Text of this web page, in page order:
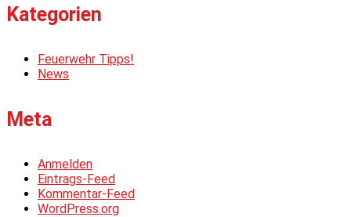
Kategorien
Feuerwehr Tipps!
News
Meta
Anmelden
Eintrags-Feed
Kommentar-Feed
WordPress.org